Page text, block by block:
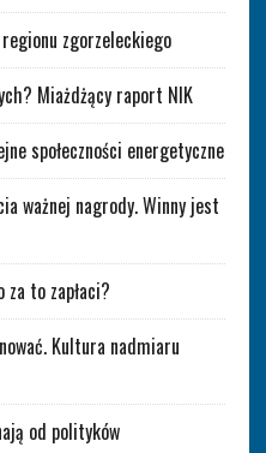
zgorzeleckiego
Miażdżący raport NIK
społeczności energetyczne
ważnej nagrody. Winny jest
to zapłaci?
Kultura nadmiaru
od polityków